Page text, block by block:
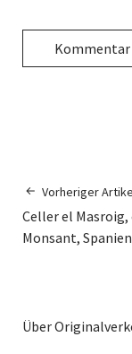
Vorheriger
Celler el Masroig,
Monsant, Spanien
Über